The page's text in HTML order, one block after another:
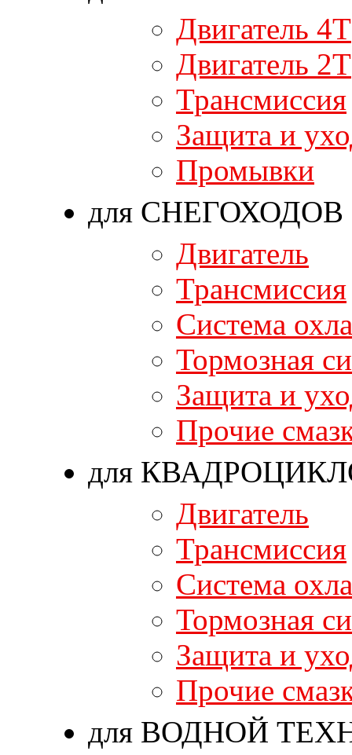
Двигатель 4T
Двигатель 2T
Трансмиссия
Защита и
Промывки
для СНЕГОХОДОВ
Двигатель
Трансмиссия
Система
Тормозная
Защита и
Прочие
для
Двигатель
Трансмиссия
Система
Тормозная
Защита и
Прочие
для ВОДНОЙ